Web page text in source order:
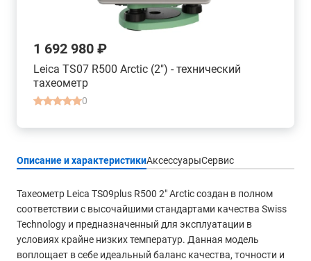
1 692 980 ₽
Leica TS07 R500 Arctic (2") - технический
тахеометр
0
Описание и характеристикиАксессуарыСервис
Тахеометр Leica TS09plus R500 2" Arctic создан в полном
соответствии с высочайшими стандартами качества Swiss
Technology и предназначенный для эксплуатации в
условиях крайне низких температур. Данная модель
воплощает в себе идеальный баланс качества, точности и